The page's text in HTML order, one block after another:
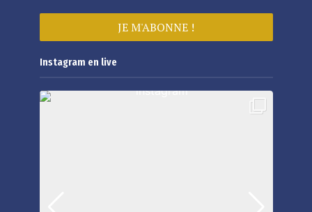
Instagram en live